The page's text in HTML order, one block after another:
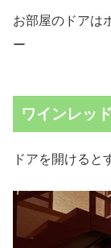
お部屋のドアは
ー
ワインレッ
ドアを開けると